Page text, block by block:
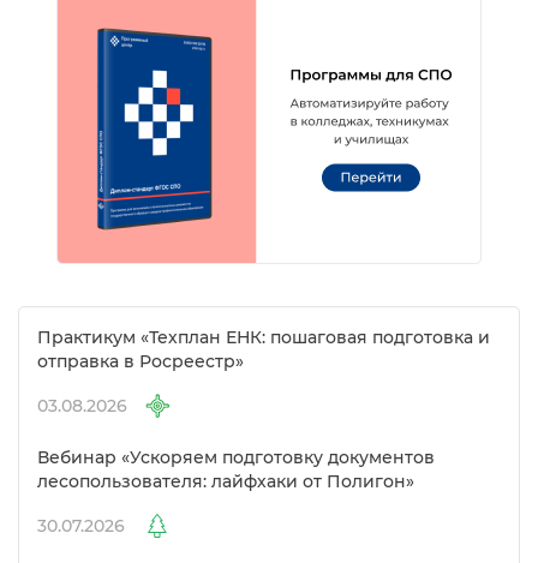
Практикум «Техплан ЕНК: пошаговая подготовка и
отправка в Росреестр»
03.08.2026
ебинар «Ускоряем подготовку документо
лесопользователя: лайфхаки от Полигон»
30.07.2026